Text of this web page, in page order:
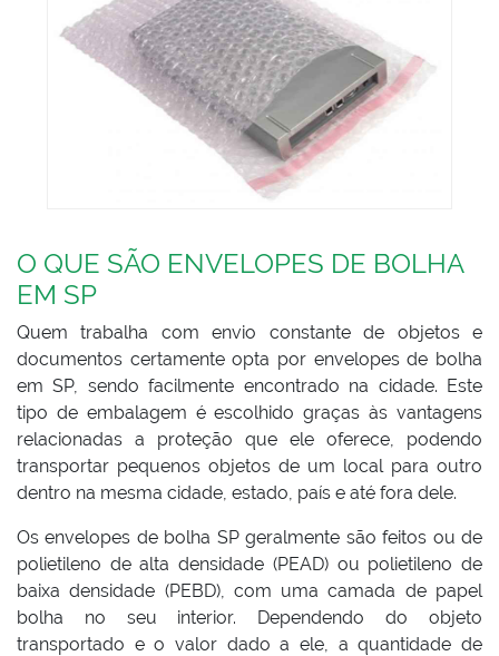
O QUE SÃO ENVELOPES DE BOLHA
EM SP
Quem trabalha com envio constante de objetos e
documentos certamente opta por envelopes de bolha
em SP, sendo facilmente encontrado na cidade. Este
tipo de embalagem é escolhido graças às vantagens
relacionadas a proteção que ele oferece, podendo
transportar pequenos objetos de um local para outro
dentro na mesma cidade, estado, país e até fora dele.
Os envelopes de bolha SP geralmente são feitos ou de
polietileno de alta densidade (PEAD) ou polietileno de
baixa densidade (PEBD), com uma camada de papel
bolha no seu interior. Dependendo do objeto
transportado e o valor dado a ele, a quantidade de